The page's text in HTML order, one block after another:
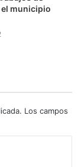
municipio
Los campos